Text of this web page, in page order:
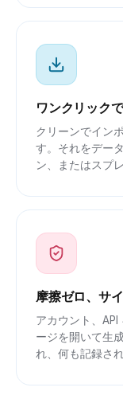
ワンクリック
クリーンでイン
す。それをデー
ン、またはスプ
摩擦ゼロ、サ
アカウント、
ージを開いて生
れ、何も記録さ